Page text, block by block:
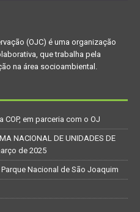
(OJC) é uma organização
que trabalha pela
na área socioambiental.
em parceria com o OJ
NACIONAL DE UNIDADES DE
de 2025
Nacional de São Joaquim